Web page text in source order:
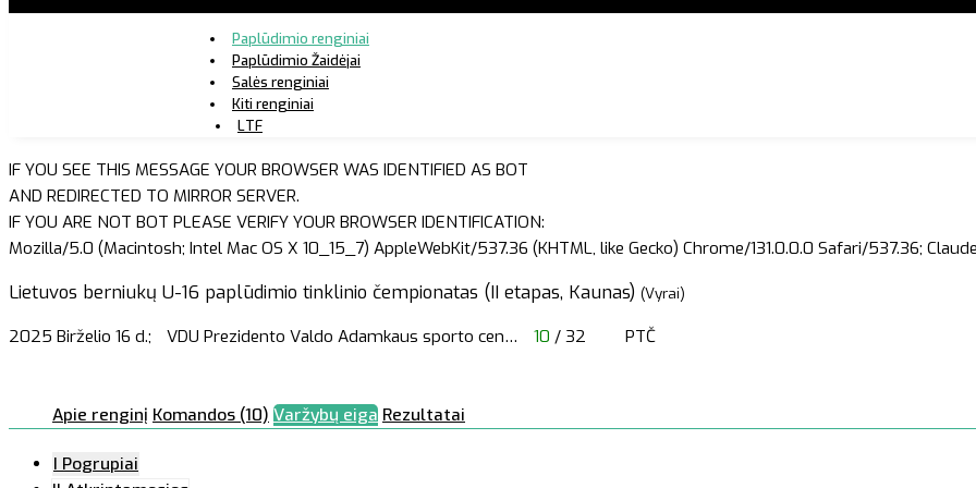
Paplūdimio renginiai
Paplūdimio Žaidėjai
Salės renginiai
Kiti renginiai
LTF
IF YOU SEE THIS MESSAGE YOUR BROWSER WAS IDENTIFIED AS BOT
AND REDIRECTED TO MIRROR SERVER.
IF YOU ARE NOT BOT PLEASE VERIFY YOUR BROWSER IDENTIFICATION:
Mozilla/5.0 (Macintosh; Intel Mac OS X 10_15_7) AppleWebKit/537.36 (KHTML, like Gecko) Chrome/131.0.0.0 Safari/537.36;
Lietuvos berniukų U-16 paplūdimio tinklinio čempionatas (II etapas, Kaunas) (Vyrai)
2025 Birželio 16 d.; VDU Prezidento Valdo Adamkaus sporto cen… 10 / 32 PTČ
Apie renginį Komandos (10) Varžybų eiga Rezultatai
I Pogrupiai